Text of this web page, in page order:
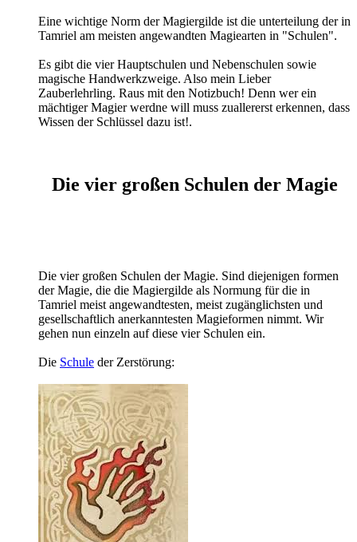
Eine wichtige Norm der Magiergilde ist die unterteilung der in
Tamriel am meisten angewandten Magiearten in "Schulen".
Es gibt die vier Hauptschulen und Nebenschulen sowie
magische Handwerkzweige. Also mein Lieber
Zauberlehrling. Raus mit den Notizbuch! Denn wer ein
mächtiger Magier werdne will muss zuallererst erkennen, dass
Wissen der Schlüssel dazu ist!.
Die vier großen Schulen der Magie
Die vier großen Schulen der Magie. Sind diejenigen formen
der Magie, die die Magiergilde als Normung für die in
Tamriel meist angewandtesten, meist zugänglichsten und
gesellschaftlich anerkanntesten Magieformen nimmt. Wir
gehen nun einzeln auf diese vier Schulen ein.
Die Schule der Zerstörung: